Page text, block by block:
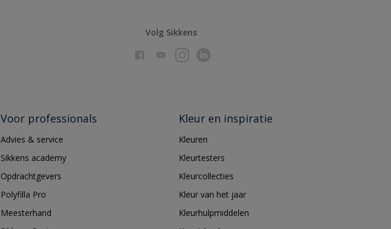
Volg Sikkens
Voor professionals
Advies & service
Sikkens academy
Opdrachtgevers
Polyfilla Pro
Meesterhand
Kleur en inspiratie
Kleuren
Kleurtesters
Kleurcollecties
Kleur van het jaar
Kleurhulpmiddelen